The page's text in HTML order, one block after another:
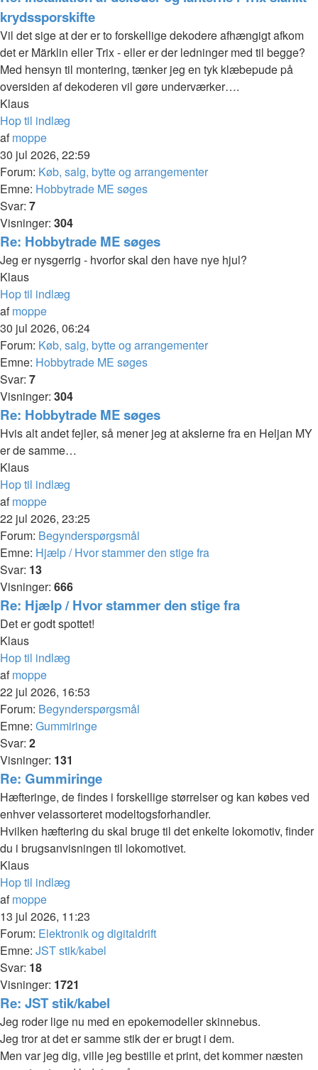
krydssporskifte
Vil det sige at der er to forskellige dekodere afhængigt afkom
det er Märklin eller Trix - eller er der ledninger med til begge?
Med hensyn til montering, tænker jeg en tyk klæbepude på
oversiden af dekoderen vil gøre underværker….
Klaus
Hop til indlæg
afmoppe
30 jul 2026, 22:59
Forum: Køb, salg, bytte og arrangementer
Emne: Hobbytrade ME søges
Svar: 7
Visninger: 304
Re: Hobbytrade ME søges
Jeg er nysgerrig - hvorfor skal den have nye hjul?
Klaus
Hop til indlæg
afmoppe
30 jul 2026, 06:24
Forum: Køb, salg, bytte og arrangementer
Emne: Hobbytrade ME søges
Svar: 7
Visninger: 304
Re: Hobbytrade ME søges
Hvis alt andet fejler, så mener jeg at akslerne fra en Heljan MY
er de samme…
Klaus
Hop til indlæg
afmoppe
22 jul 2026, 23:25
Forum: Begynderspørgsmål
Emne: Hjælp / Hvor stammer den stige fra
Svar: 13
Visninger: 666
Re: Hjælp / Hvor stammer den stige fra
Det er godt spottet!
Klaus
Hop til indlæg
afmoppe
22 jul 2026, 16:53
Forum: Begynderspørgsmål
Emne: Gummiringe
Svar: 2
Visninger: 131
Re: Gummiringe
Hæfteringe, de findes i forskellige størrelser og kan købes ved
enhver velassorteret modeltogsforhandler.
Hvilken hæftering du skal bruge til det enkelte lokomotiv, finder
du i brugsanvisningen til lokomotivet.
Klaus
Hop til indlæg
afmoppe
13 jul 2026, 11:23
Forum: Elektronik og digitaldrift
Emne: JST stik/kabel
Svar: 18
Visninger: 1721
Re: JST stik/kabel
Jeg roder lige nu med en epokemodeller skinnebus.
Jeg tror at det er samme stik der er brugt i dem.
Men var jeg dig, ville jeg bestille et print, det kommer næsten